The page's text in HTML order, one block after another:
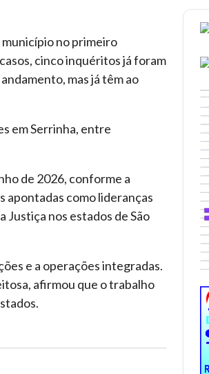
no primeiro
cinco inquéritos já foram
mas já têm ao
em Serrinha, entre
de 2026, conforme a
apontadas como lideranças
Justiça nos estados de São
e a operações integradas.
afirmou que o trabalho